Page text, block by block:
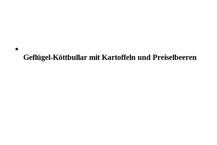
Geflügel-Köttbullar mit Kartoffeln und Preiselbeeren